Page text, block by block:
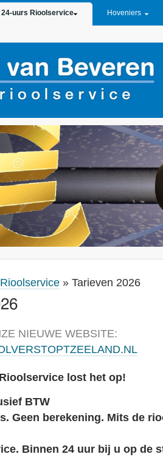
24-uurs Rioolservice Hoveniers
» Tarieven 2026
NIEUWE WEBSITE:
lost het op!
BTW
Geen berekening. Mits de
Binnen 24 uur bij u op de